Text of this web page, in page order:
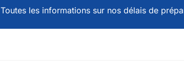
Toutes les informations sur nos délais de